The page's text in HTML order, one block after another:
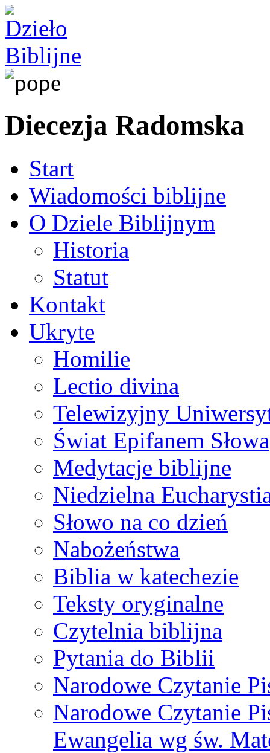
Diecezja Radomska
Start
Wiadomości biblijne
O Dziele Biblijnym
Historia
Statut
Kontakt
Ukryte
Homilie
Lectio divina
Telewizyjny
Świat Epifanem Słowa
Medytacje biblijne
Niedzielna
Słowo na co dzień
Nabożeństwa
Biblia w katechezie
Teksty oryginalne
Czytelnia biblijna
Pytania do Biblii
Narodowe Czytanie
Narodowe Czytanie
Ewangelia wg św.